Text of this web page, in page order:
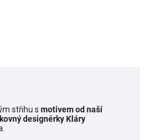
střihu s motivem od naší
designérky Kláry